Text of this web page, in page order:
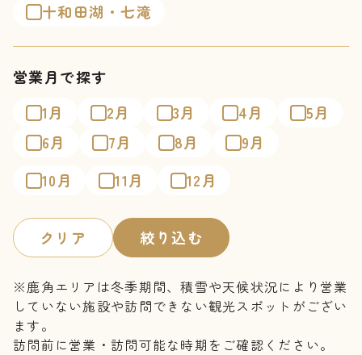
十和田湖・七滝
営業月で探す
1月
2月 3月 4月
5月
6月
7月 8月
9月
10月
11月 12月
クリア 絞り込む
※鹿角エリアは冬季期間、積雪や天候状況により営業
していない施設や訪問できない観光スポットがござい
ます。
訪問前に営業・訪問可能な時期をご確認ください。